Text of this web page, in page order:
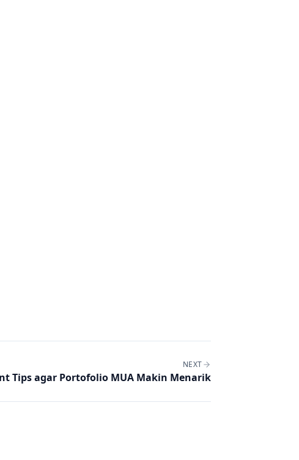
NEXT
Tips agar Portofolio MUA Makin Menarik